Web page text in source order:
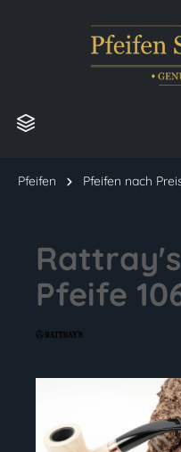
Pfeifen Pfeifen nach
Pfeife